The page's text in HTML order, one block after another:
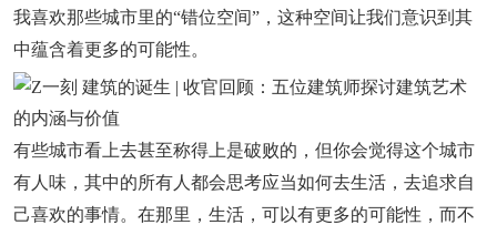
我喜欢那些城市里的“错位空间”，这种空间让我们意识到其
中蕴含着更多的可能性。
有些城市看上去甚至称得上是破败的，但你会觉得这个城市
有人味，其中的所有人都会思考应当如何去生活，去追求自
己喜欢的事情。在那里，生活，可以有更多的可能性，而不